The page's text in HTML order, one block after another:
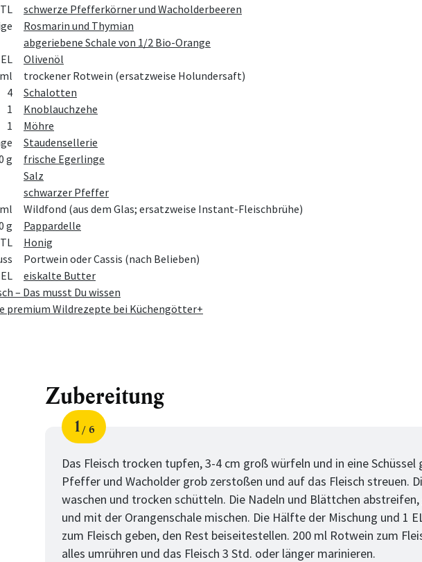
schwerze Pfefferkörner und Wacholderbeeren
Rosmarin und Thymian
abgeriebene Schale von 1/2 Bio-Orange
Olivenöl
trockener Rotwein (ersatzweise Holundersaft)
4
Schalotten
1
Knoblauchzehe
1
Möhre
Staudensellerie
g
frische Egerlinge
Salz
schwarzer Pfeffer
Wildfond (aus dem Glas; ersatzweise Instant-Fleischbrühe)
g
Pappardelle
Honig
Portwein oder Cassis (nach Belieben)
eiskalte Butter
– Das musst Du wissen
premium Wildrezepte bei Küchengötter+
Zubereitung
Schritt
1
von
6
Das Fleisch trocken tupfen, 3-4 cm groß würfeln und in eine Schüssel
Pfeffer und Wacholder grob zerstoßen und auf das Fleisch streuen.
waschen und trocken schütteln. Die Nadeln und Blättchen abstreifen,
und mit der Orangenschale mischen. Die Hälfte der Mischung und 1
zum Fleisch geben, den Rest beiseitestellen. 200 ml Rotwein zum
alles umrühren und das Fleisch 3 Std. oder länger marinieren.